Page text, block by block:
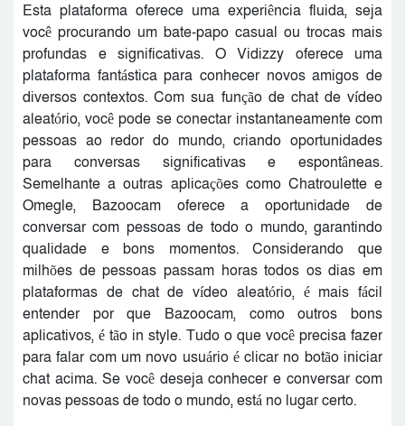
Esta plataforma oferece uma experiência fluida, seja
você procurando um bate-papo casual ou trocas mais
profundas e significativas. O Vidizzy oferece uma
plataforma fantástica para conhecer novos amigos de
diversos contextos. Com sua função de chat de vídeo
aleatório, você pode se conectar instantaneamente com
pessoas ao redor do mundo, criando oportunidades
para conversas significativas e espontâneas.
Semelhante a outras aplicações como Chatroulette e
Omegle, Bazoocam oferece a oportunidade de
conversar com pessoas de todo o mundo, garantindo
qualidade e bons momentos. Considerando que
milhões de pessoas passam horas todos os dias em
plataformas de chat de vídeo aleatório, é mais fácil
entender por que Bazoocam, como outros bons
aplicativos, é tão in style. Tudo o que você precisa fazer
para falar com um novo usuário é clicar no botão iniciar
chat acima. Se você deseja conhecer e conversar com
novas pessoas de todo o mundo, está no lugar certo.